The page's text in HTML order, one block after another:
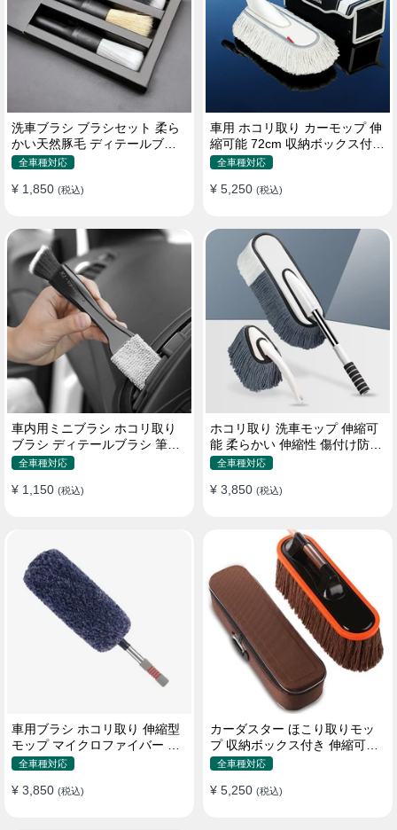
洗車ブラシ ブラシセット 柔ら
かい天然豚毛 ディテールブラ
シ 隙間ブラシ 筆タイプ
全車種対応
¥ 1,850 (税込)
車用 ホコリ取り カーモップ 伸
縮可能 72cm 収納ボックス付き
軽量・コンパクト
全車種対応
¥ 5,250 (税込)
車内用ミニブラシ ホコリ取り
ブラシ ディテールブラシ 筆タ
イプ 車 エアコン吹き出し口
全車種対応
¥ 1,150 (税込)
ホコリ取り 洗車モップ 伸縮可
能 柔らかい 伸縮性 傷付け防止
軽量・コンパクト
全車種対応
¥ 3,850 (税込)
車用ブラシ ホコリ取り 伸縮型
モップ マイクロファイバー 洗
車道具 軽量・コンパクト
全車種対応
¥ 3,850 (税込)
カーダスター ほこり取りモッ
プ 収納ボックス付き 伸縮可能
ワックスブラシ 洗車ブラシ
全車種対応
¥ 5,250 (税込)